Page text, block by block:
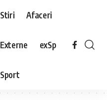
Stiri Afaceri
Externe exSp
Sport